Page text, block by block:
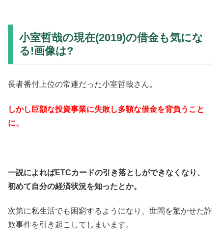
小室哲哉の現在(2019)の借金も気にな
る!画像は?
長者番付上位の常連だった小室哲哉さん。
しかし巨額な投資事業に失敗し多額な借金を背負うこと
に。
一説によればETCカードの引き落としができなくなり、
初めて自分の経済状況を知ったとか。
次第に私生活でも困窮するようになり、世間を驚かせた詐
欺事件を引き起こしてしまいます。